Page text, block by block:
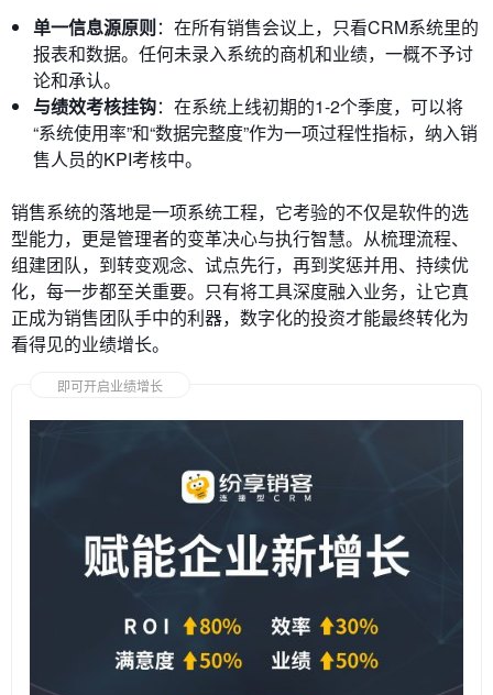
单一信息源原则：在所有销售会议上，只看CRM系统里的
报表和数据。任何未录入系统的商机和业绩，一概不予讨
论和承认。
与绩效考核挂钩：在系统上线初期的1-2个季度，可以将
“系统使用率”和“数据完整度”作为一项过程性指标，纳入销
售人员的KPI考核中。
销售系统的落地是一项系统工程，它考验的不仅是软件的选
型能力，更是管理者的变革决心与执行智慧。从梳理流程、
组建团队，到转变观念、试点先行，再到奖惩并用、持续优
化，每一步都至关重要。只有将工具深度融入业务，让它真
正成为销售团队手中的利器，数字化的投资才能最终转化为
看得见的业绩增长。
即可开启业绩增长